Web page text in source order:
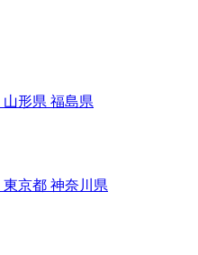
山形県 福島県
東京都 神奈川県